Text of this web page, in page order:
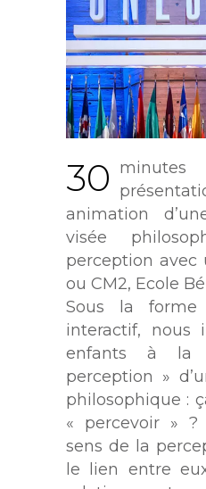
30
animation
visée
perception avec
ou CM2, Ecole
Sous la forme
interactif, nous
enfants à la
perception »
philosophique :
« percevoir »
sens de la
le lien entre